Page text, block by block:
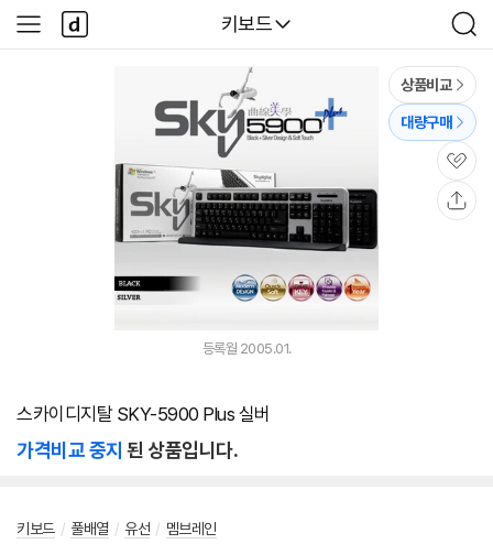
다나와
키보드
검
색
사
이
다
나
와
상품비교
대량구매
관
심
등록월 2005.01.
스카이디지탈 SKY-5900 Plus 실버
가격비교 중지 된 상품입니다.
키보드 / 풀배열 / 유선 / 멤브레인